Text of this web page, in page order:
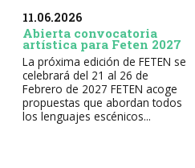
11.06.2026
Abierta convocatoria
artística para Feten 2027
La próxima edición de FETEN se
celebrará del 21 al 26 de
Febrero de 2027 FETEN acoge
propuestas que abordan todos
los lenguajes escénicos...